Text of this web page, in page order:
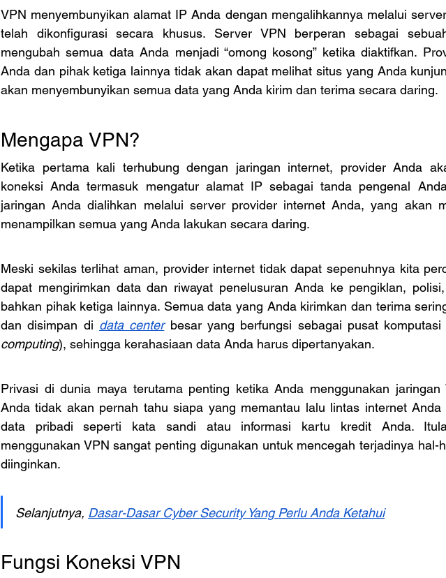
VPN menyembunyikan alamat IP Anda dengan mengalihkannya melalui
telah dikonfigurasi secara khusus. Server VPN berperan sebagai
mengubah semua data Anda menjadi “omong kosong” ketika diaktifkan.
Anda dan pihak ketiga lainnya tidak akan dapat melihat situs yang Anda
akan menyembunyikan semua data yang Anda kirim dan terima secara daring.
Mengapa VPN?
Ketika pertama kali terhubung dengan jaringan internet, provider Anda
koneksi Anda termasuk mengatur alamat IP sebagai tanda pengenal
jaringan Anda dialihkan melalui server provider internet Anda, yang akan
menampilkan semua yang Anda lakukan secara daring.
Meski sekilas terlihat aman, provider internet tidak dapat sepenuhnya kita
dapat mengirimkan data dan riwayat penelusuran Anda ke pengiklan,
bahkan pihak ketiga lainnya. Semua data yang Anda kirimkan dan terima
dan disimpan di data center besar yang berfungsi sebagai pusat
computing), sehingga kerahasiaan data Anda harus dipertanyakan.
Privasi di dunia maya terutama penting ketika Anda menggunakan jaringan
Anda tidak akan pernah tahu siapa yang memantau lalu lintas internet Anda
data pribadi seperti kata sandi atau informasi kartu kredit Anda.
menggunakan VPN sangat penting digunakan untuk mencegah terjadinya hal-
diinginkan.
Selanjutnya, Dasar-Dasar Cyber Security Yang Perlu Anda Ketahui
Fungsi Koneksi VPN